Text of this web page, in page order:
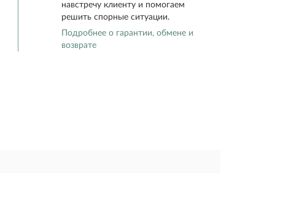
навстречу клиенту и помогаем
решить спорные ситуации.
Подробнее о гарантии, обмене и
возврате